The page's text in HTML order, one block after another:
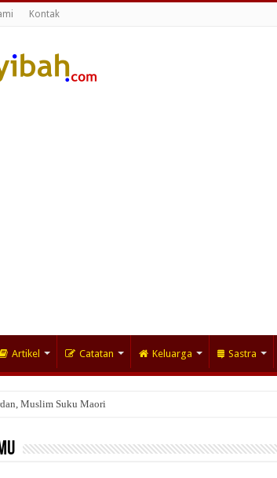
Kontak
Artikel Catatan Keluarga Sastra
Muslim Suku Maori